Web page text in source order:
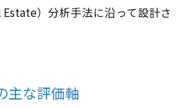
Estate）分析手法に沿って設計さ
主な評価軸